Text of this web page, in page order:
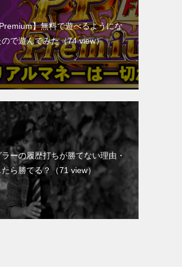
Premium】無料で遊べるようにな
ので遊んでみた（74 view）
ーの履歴打ちが勝てない理由・
ら勝てる？ （71 view）